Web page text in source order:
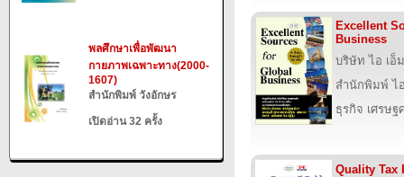
พลศึกษาเพื่อพัฒนา
กายภาพเฉพาะทาง(2000-
1607)
สำนักพิมพ์ วังอักษร
เปิดอ่าน 32 ครั้ง
Excellent
Business
บริษัท ไอ เอ็
สำนักพิมพ์ ไ
ธุรกิจ เศรษฐ
Quality Tax